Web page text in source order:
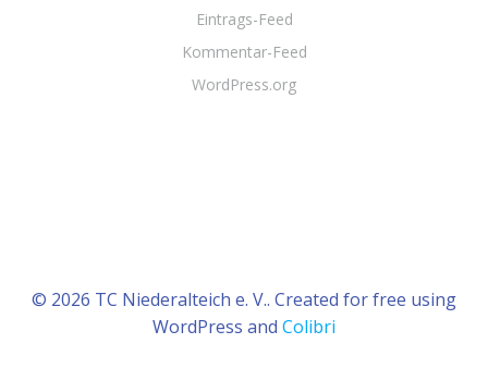
Eintrags-Feed
Kommentar-Feed
WordPress.org
© 2026 TC Niederalteich e. V.. Created for free using
WordPress and Colibri